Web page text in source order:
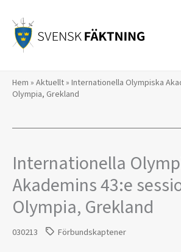
innehåll
Hem » Aktuellt» Internationella Olympiska
Olympia, Grekland
Internationella
Akademins 43:e
Olympia, Grekland
030213 Förbundskaptener